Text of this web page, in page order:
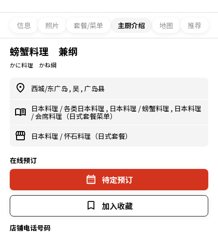
信息 照片 套餐/菜单 主厨介绍 地图 推荐
螃蟹料理 兼纲
かに料理 かね綱
西城/东广岛 , 吴 , 广岛县
日本料理 /各类日本料理 , 日本料理 /螃蟹料理 , 日本料理
/会席料理（日式套餐菜单）
日本料理 /怀石料理（日式套餐）
在线预订
待定预订
加入收藏
店铺电话号码